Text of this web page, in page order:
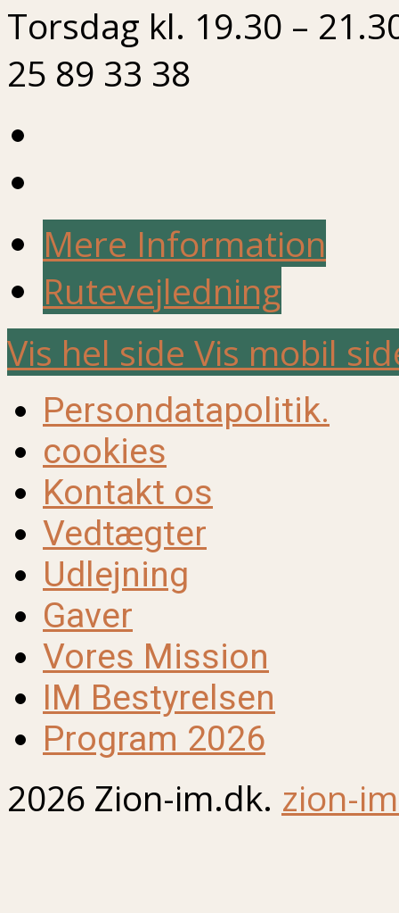
Torsdag kl. 19.30 –
25 89 33 38
Mere Information
Rutevejledning
Vis hel side Vis mobil
Persondatapolitik.
cookies
Kontakt os
Vedtægter
Udlejning
Gaver
Vores Mission
IM Bestyrelsen
Program 2026
2026 Zion-im.dk. zion-